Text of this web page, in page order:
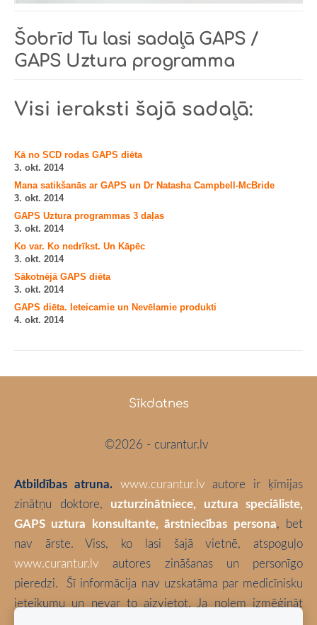
Šobrīd Tu lasi sadaļā GAPS /
GAPS Uztura programma
Visi ieraksti šajā sadaļā:
Kā no SCD rodas GAPS diēta
3. okt. 2014
Mana satikšanās ar GAPS un Dr Natasha Campbell-McBride
3. okt. 2014
GAPS Uztura programmas 3 daļas
3. okt. 2014
Ko var. Ko nedrīkst. Un Kāpēc
3. okt. 2014
Sākotnējā GAPS diēta
3. okt. 2014
GAPS diēta. Ieteicamie un Nevēlamie produkti
4. okt. 2014
Sīkdatnes
©2026 - curantur.lv
Atbildības atruna. www.curantur.lv autore ir ķīmijas
zinātņu doktore, uzturzinātniece, uztura speciāliste,
GAPS uztura konsultante, ārstniecības persona, bet
nav ārste. Viss, ko lasi šajā vietnē, atspoguļo
www.curantur.lv autores zināšanas un personīgo
pieredzi. Šī informācija nav uzskatāma par medicīnisku
ieteikumu un nevar to aizvietot. Ja nolem izmēģināt